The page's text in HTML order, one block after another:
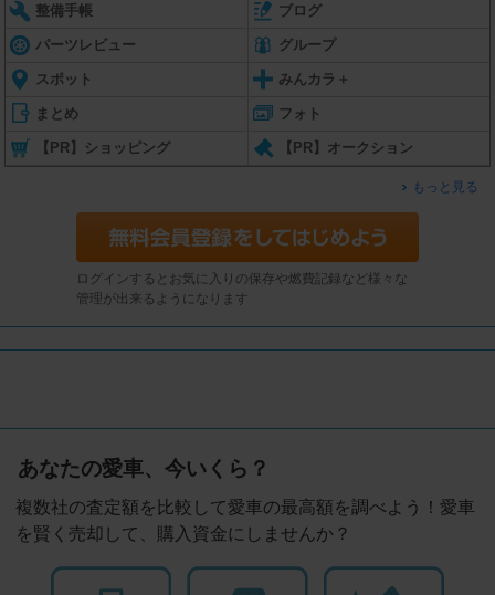
整備手帳 ブログ
パーツレビュー グループ
スポット みんカラ＋
まとめ フォト
【PR】ショッピング 【PR】オークション
もっと見る
ログインするとお気に入りの保存や燃費記録など様々な
管理が出来るようになります
あなたの愛車、今いくら？
複数社の査定額を比較して愛車の最高額を調べよう！愛車
を賢く売却して、購入資金にしませんか？